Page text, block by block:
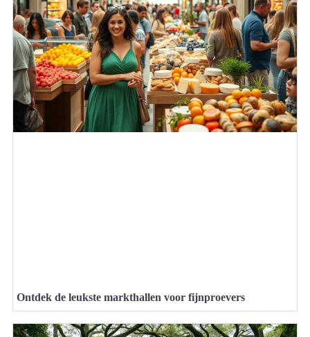
Ontdek de leukste markthallen voor fijnproevers